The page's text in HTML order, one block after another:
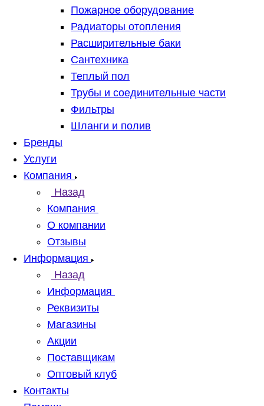
Пожарное оборудование
Радиаторы отопления
Расширительные баки
Сантехника
Теплый пол
Трубы и соединительные части
Фильтры
Шланги и полив
Бренды
Услуги
Компания
Назад
Компания
О компании
Отзывы
Информация
Назад
Информация
Реквизиты
Магазины
Акции
Поставщикам
Оптовый клуб
Контакты